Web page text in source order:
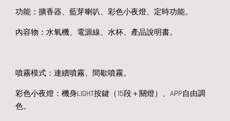
功能：擴香器、藍芽喇叭、彩色小夜燈、定時功能。
內容物：水氧機、電源線、水杯、產品說明書。
噴霧模式：連續噴霧、間歇噴霧。
彩色小夜燈：機身LIGHT按鍵（15段＋關燈）、APP自由調
色。